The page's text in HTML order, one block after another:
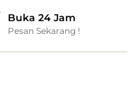
Buka 24 Jam
Pesan Sekarang !